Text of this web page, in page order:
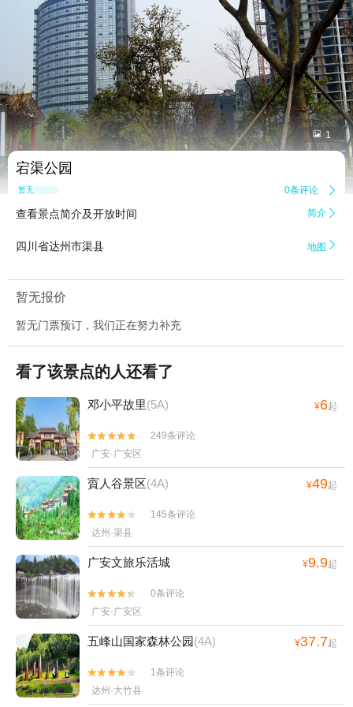
 1
宕渠公园
暂无点评 0条评论 
查看景点简介及开放时间 简介 
四川省达州市渠县 地图 
暂无报价
暂无门票预订，我们正在努力补充
看了该景点的人还看了
邓小平故里(5A) ¥6起


249条评论
广安·广安区
賨人谷景区(4A) ¥49起


145条评论
达州·渠县
广安文旅乐活城 ¥9.9起


0条评论
广安·广安区
五峰山国家森林公园(4A) ¥37.7起


1条评论
达州·大竹县